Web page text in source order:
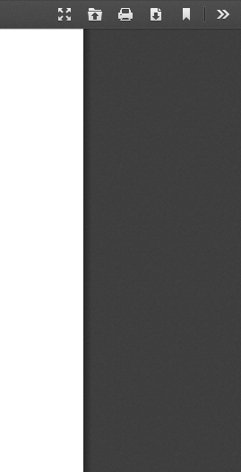
Presentation
Open Print Download
Current